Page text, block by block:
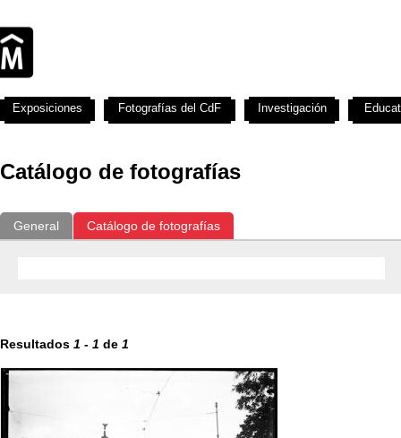
Catálogo de fotografías
General Catálogo de fotografías
Resultados 1 - 1 de 1
Exposiciones Fotografías del CdF Investigación